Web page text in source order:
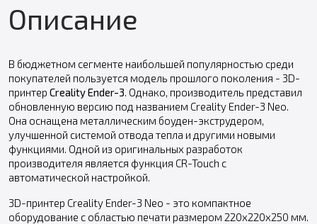
Описание
В бюджетном сегменте наибольшей популярностью среди
покупателей пользуется модель прошлого поколения - 3D-
принтер Creality Ender-3 . Однако, производитель представил
обновленную версию под названием Creality Ender-3 Neo.
Она оснащена металлическим боуден-экструдером,
улучшенной системой отвода тепла и другими новыми
функциями. Одной из оригинальных разработок
производителя является функция CR-Touch с
автоматической настройкой.
3D-принтер Creality Ender-3 Neo - это компактное
оборудование с областью печати размером 220x220x250 мм.